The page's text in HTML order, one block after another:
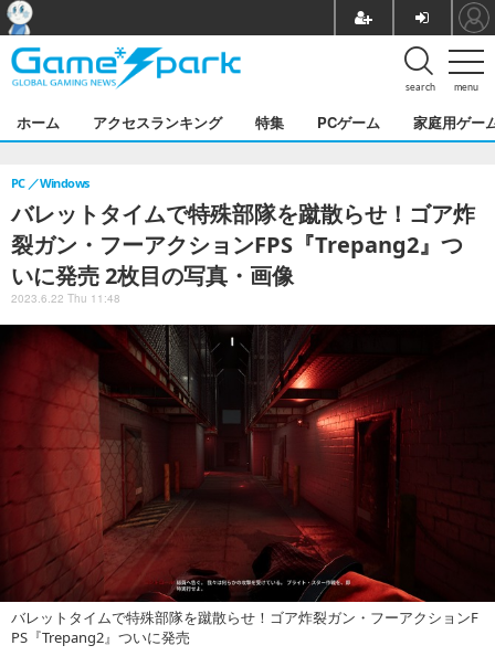
menu
search
ホーム アクセスランキング 特集 PCゲーム 家庭用ゲー
バレットタイムで特殊部隊を蹴散らせ！ゴア炸
裂ガン・フーアクションFPS『Trepang2』つ
いに発売 2枚目の写真・画像
PC Windows
2023.6.22 Thu 11:48
バレットタイムで特殊部隊を蹴散らせ！ゴア炸裂ガン・フーアクションF
PS『Trepang2』ついに発売